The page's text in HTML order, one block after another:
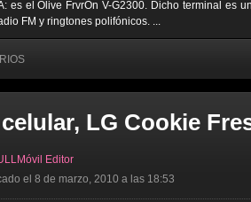
es el Olive FrvrOn V-G2300. Dicho terminal es
FM y ringtones polifónicos. ...
LG Cookie
Editor
el 8 de marzo, 2010 a las 18:53